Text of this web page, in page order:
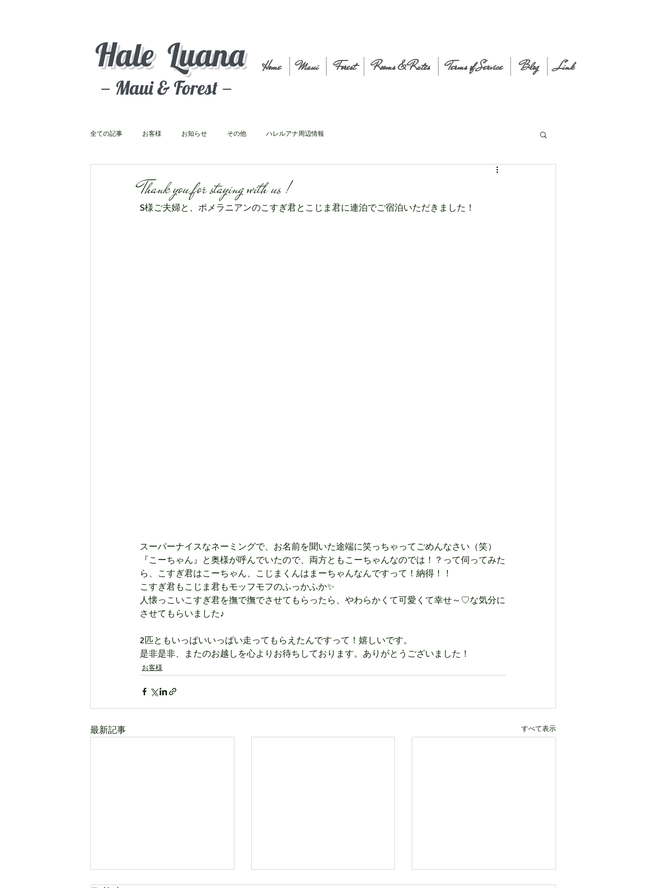
－Maui & Forest－
Hale Luana Home Maui Forest Rooms & Rates Terms of Service Blog Link
全ての記事 お客様 お知らせ その他 ハレルアナ周辺情報
Thank you for staying with us !
S様ご夫婦と、ポメラニアンのこすぎ君とこじま君に連泊でご宿泊いただきました！
スーパーナイスなネーミングで、お名前を聞いた途端に笑っちゃってごめんなさい（笑）
『こーちゃん』と奥様が呼んでいたので、両方ともこーちゃんなのでは！？って伺ってみた
ら、こすぎ君はこーちゃん、こじまくんはまーちゃんなんですって！納得！！
こすぎ君もこじま君もモッフモフのふっかふか✨
人懐っこいこすぎ君を撫で撫でさせてもらったら、やわらかくて可愛くて幸せ～♡な気分に
させてもらいました♪
2匹ともいっぱいいっぱい走ってもらえたんですって！嬉しいです。
是非是非、またのお越しを心よりお待ちしております。ありがとうございました！
お客様
最新記事 すべて表示